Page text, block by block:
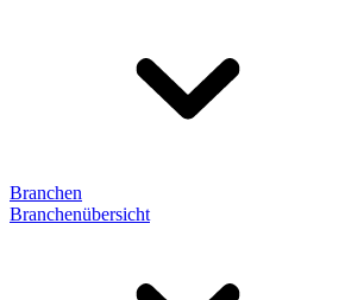
Branchen
Branchenübersicht